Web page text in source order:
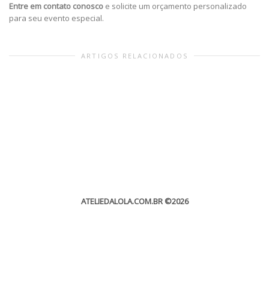
Entre em contato conosco e solicite um orçamento personalizado
para seu evento especial.
ARTIGOS RELACIONADOS
ATELIEDALOLA.COM.BR©2026